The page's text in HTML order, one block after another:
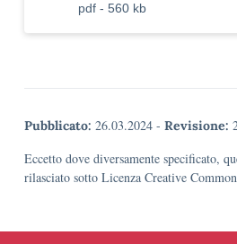
pdf - 560 kb
Pubblicato: 26.03.2024 - Revisione:
Eccetto dove diversamente specificato,
rilasciato sotto Licenza Creative